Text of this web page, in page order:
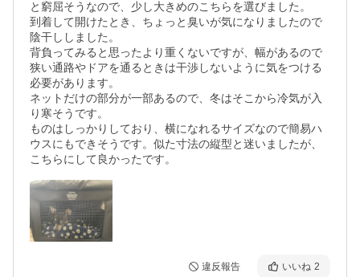
と窮屈そうなので、少し大きめのこちらを選びました。
到着して開けたとき、ちょっと臭いが気になりましたので
陰干ししました。
背負ってみると思ったより重くないですが、幅があるので
狭い通路やドアを通るときは干渉しないように気をつける
必要があります。
ネットだけの部分が一部あるので、冬はそこから冷気が入
り寒そうです。
ものはしっかりしており、横になれるサイズなので簡易ハ
ウスにもできそうです。似た寸法の縦型と迷いましたが、
こちらにして良かったです。
違反報告 いいね 2